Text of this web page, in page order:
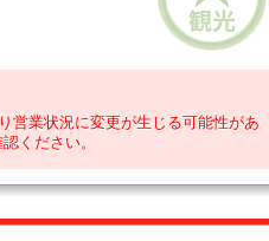
営業状況に変更が生じる可能性があ
ください。